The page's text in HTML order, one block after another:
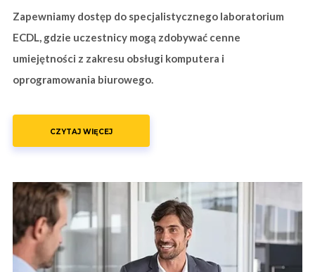
Zapewniamy dostęp do specjalistycznego laboratorium
ECDL, gdzie uczestnicy mogą zdobywać cenne
umiejętności z zakresu obsługi komputera i
oprogramowania biurowego.
CZYTAJ WIĘCEJ